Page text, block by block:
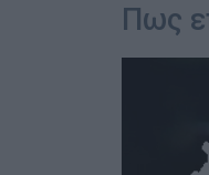
Πως